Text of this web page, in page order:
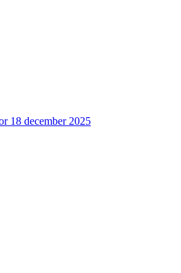
18 december 2025